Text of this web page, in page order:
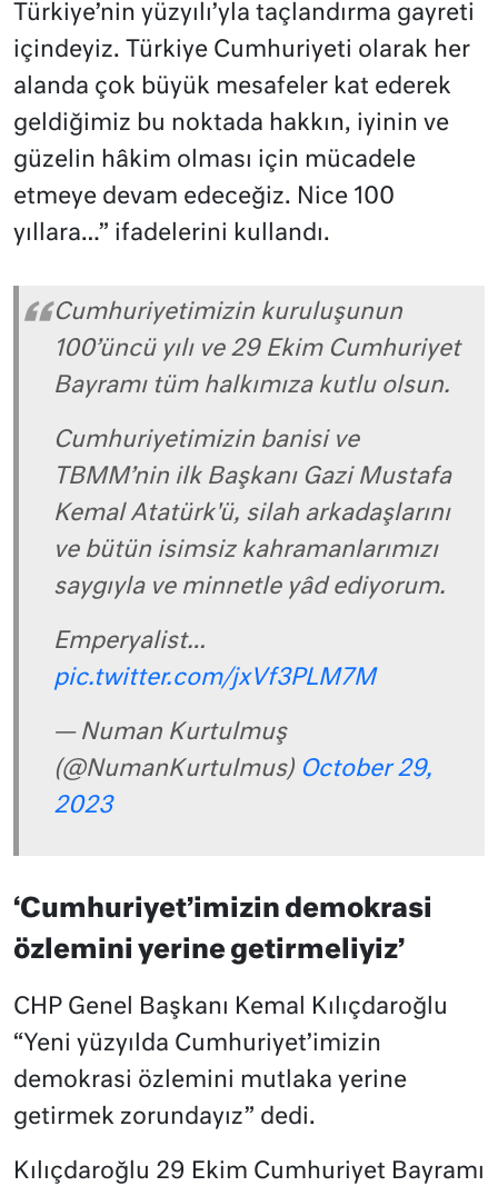
Türkiye’nin yüzyılı’yla taçlandırma gayreti
içindeyiz. Türkiye Cumhuriyeti olarak her
alanda çok büyük mesafeler kat ederek
geldiğimiz bu noktada hakkın, iyinin ve
güzelin hâkim olması için mücadele
etmeye devam edeceğiz. Nice 100
yıllara…” ifadelerini kullandı.
Cumhuriyetimizin kuruluşunun
100’üncü yılı ve 29 Ekim Cumhuriyet
Bayramı tüm halkımıza kutlu olsun.
Cumhuriyetimizin banisi ve
TBMM’nin ilk Başkanı Gazi Mustafa
Kemal Atatürk'ü, silah arkadaşlarını
ve bütün isimsiz kahramanlarımızı
saygıyla ve minnetle yâd ediyorum.
Emperyalist…
pic.twitter.com/jxVf3PLM7M
— Numan Kurtulmuş
(@NumanKurtulmus) October 29,
2023
‘Cumhuriyet’imizin demokrasi
özlemini yerine getirmeliyiz’
CHP Genel Başkanı Kemal Kılıçdaroğlu
“Yeni yüzyılda Cumhuriyet’imizin
demokrasi özlemini mutlaka yerine
getirmek zorundayız” dedi.
Kılıçdaroğlu 29 Ekim Cumhuriyet Bayramı